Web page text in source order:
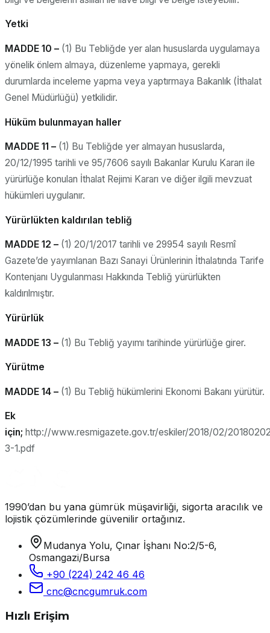
Yetki
MADDE 10 – (1) Bu Tebliğde yer alan hususlarda uygulamaya
yönelik önlem almaya, düzenleme yapmaya, gerekli
durumlarda inceleme yapma veya yaptırmaya Bakanlık (İthalat
Genel Müdürlüğü) yetkilidir.
Hüküm bulunmayan haller
MADDE 11 – (1) Bu Tebliğde yer almayan hususlarda,
20/12/1995 tarihli ve 95/7606 sayılı Bakanlar Kurulu Kararı ile
yürürlüğe konulan İthalat Rejimi Kararı ve diğer ilgili mevzuat
hükümleri uygulanır.
Yürürlükten kaldırılan tebliğ
MADDE 12 – (1) 20/1/2017 tarihli ve 29954 sayılı Resmî
Gazete’de yayımlanan Bazı Sanayi Ürünlerinin İthalatında Tarife
Kontenjanı Uygulanması Hakkında Tebliğ yürürlükten
kaldırılmıştır.
Yürürlük
MADDE 13 – (1) Bu Tebliğ yayımı tarihinde yürürlüğe girer.
Yürütme
MADDE 14 – (1) Bu Tebliğ hükümlerini Ekonomi Bakanı yürütür.
Ek
için; http://www.resmigazete.gov.tr/eskiler/2018/02/
3-1.pdf
1990’dan bu yana gümrük müşavirliği, sigorta aracılık ve
lojistik çözümlerinde güvenilir ortağınız.
Mudanya Yolu, Çınar İşhanı No:2/5-6,
Osmangazi/Bursa
+90 (224) 242 46 46
cnc@cncgumruk.com
Hızlı Erişim